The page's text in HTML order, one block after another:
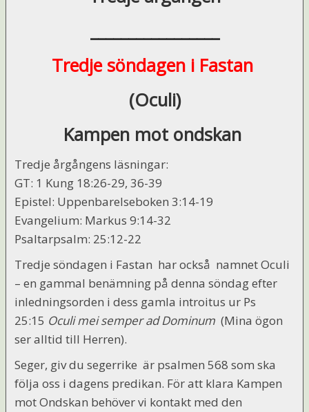
Tredje söndagen i Fastan
(Oculi)
Kampen mot ondskan
Tredje årgångens läsningar:
GT: 1 Kung 18:26-29, 36-39
Epistel: Uppenbarelseboken 3:14-19
Evangelium: Markus 9:14-32
Psaltarpsalm: 25:12-22
Tredje söndagen i Fastan har också namnet Oculi
– en gammal benämning på denna söndag efter
inledningsorden i dess gamla introitus ur Ps
25:15 Oculi mei semper ad Dominum (Mina ögon
ser alltid till Herren).
Seger, giv du segerrike är psalmen 568 som ska
följa oss i dagens predikan. För att klara Kampen
mot Ondskan behöver vi kontakt med den